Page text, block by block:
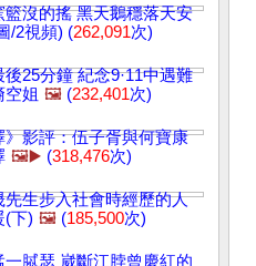
籃沒的搖 黑天鵝穩落天安
/2視頻) (262,091次)
後25分鐘 紀念9·11中遇難
空姐 🖼️ (232,401次)
》影評：伍子胥與何寶康
🖼️▶️ (318,476次)
先生步入社會時經歷的人
(下) 🖼️ (185,500次)
一脦瑟 崴斷江脖曾慶紅的